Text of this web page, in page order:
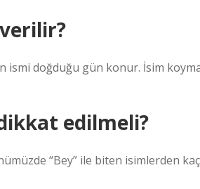
ismi doğduğu gün konur. İsim
edilmeli?
“Bey” ile biten isimlerden